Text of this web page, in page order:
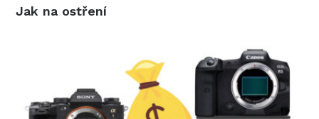
Jak na ostření